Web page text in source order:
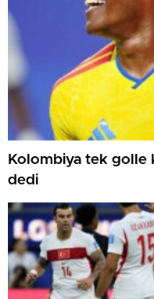
Kolombiya tek golle
dedi